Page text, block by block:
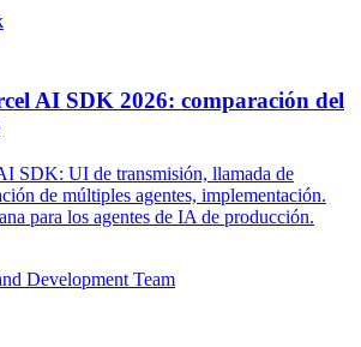
AI SDK 2026: comparación del
SDK: UI de transmisión, llamada de
de múltiples agentes, implementación.
para los agentes de IA de producción.
Development Team